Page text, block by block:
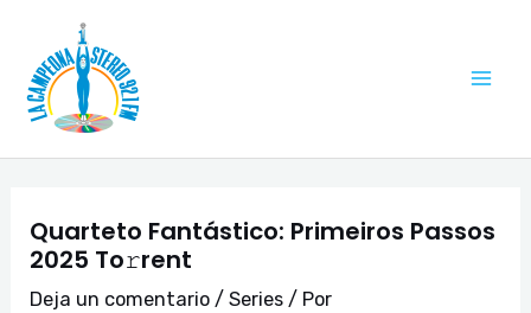
contenido
Quarteto Fantástico: Primeiros Passos
2025 To𝚛rent
Deja un comentario /Series / Por
de
entradas